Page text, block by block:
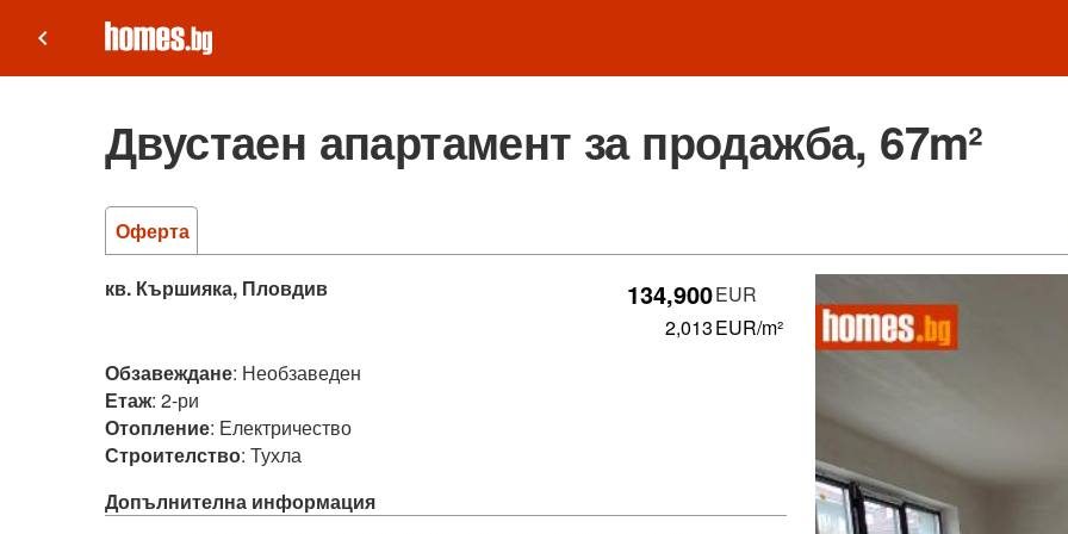
keyboard_arrow_left
Двустаен апартамент за продажба, 67m²
Оферта
кв. Кършияка, Пловдив 134,900EUR
2,013EUR/m²
Обзавеждане: Необзаведен
Етаж: 2-ри
Отопление: Електричество
Строителство: Тухла
Допълнителна информация